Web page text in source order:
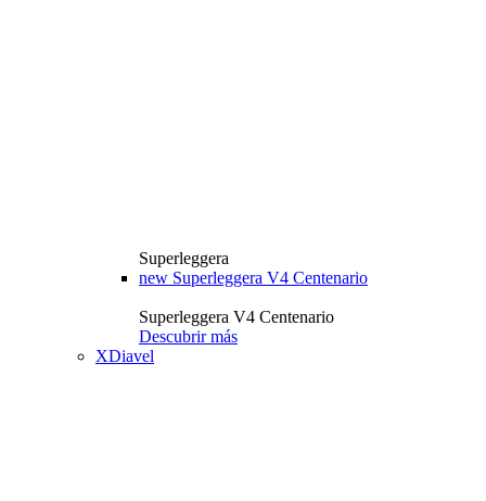
Superleggera
new Superleggera V4 Centenario
Superleggera V4 Centenario
Descubrir más
XDiavel